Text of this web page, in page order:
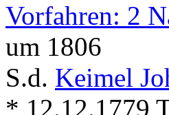
Vorfahren: 2
um 1806
S.d. Keimel
* 12.12.1779